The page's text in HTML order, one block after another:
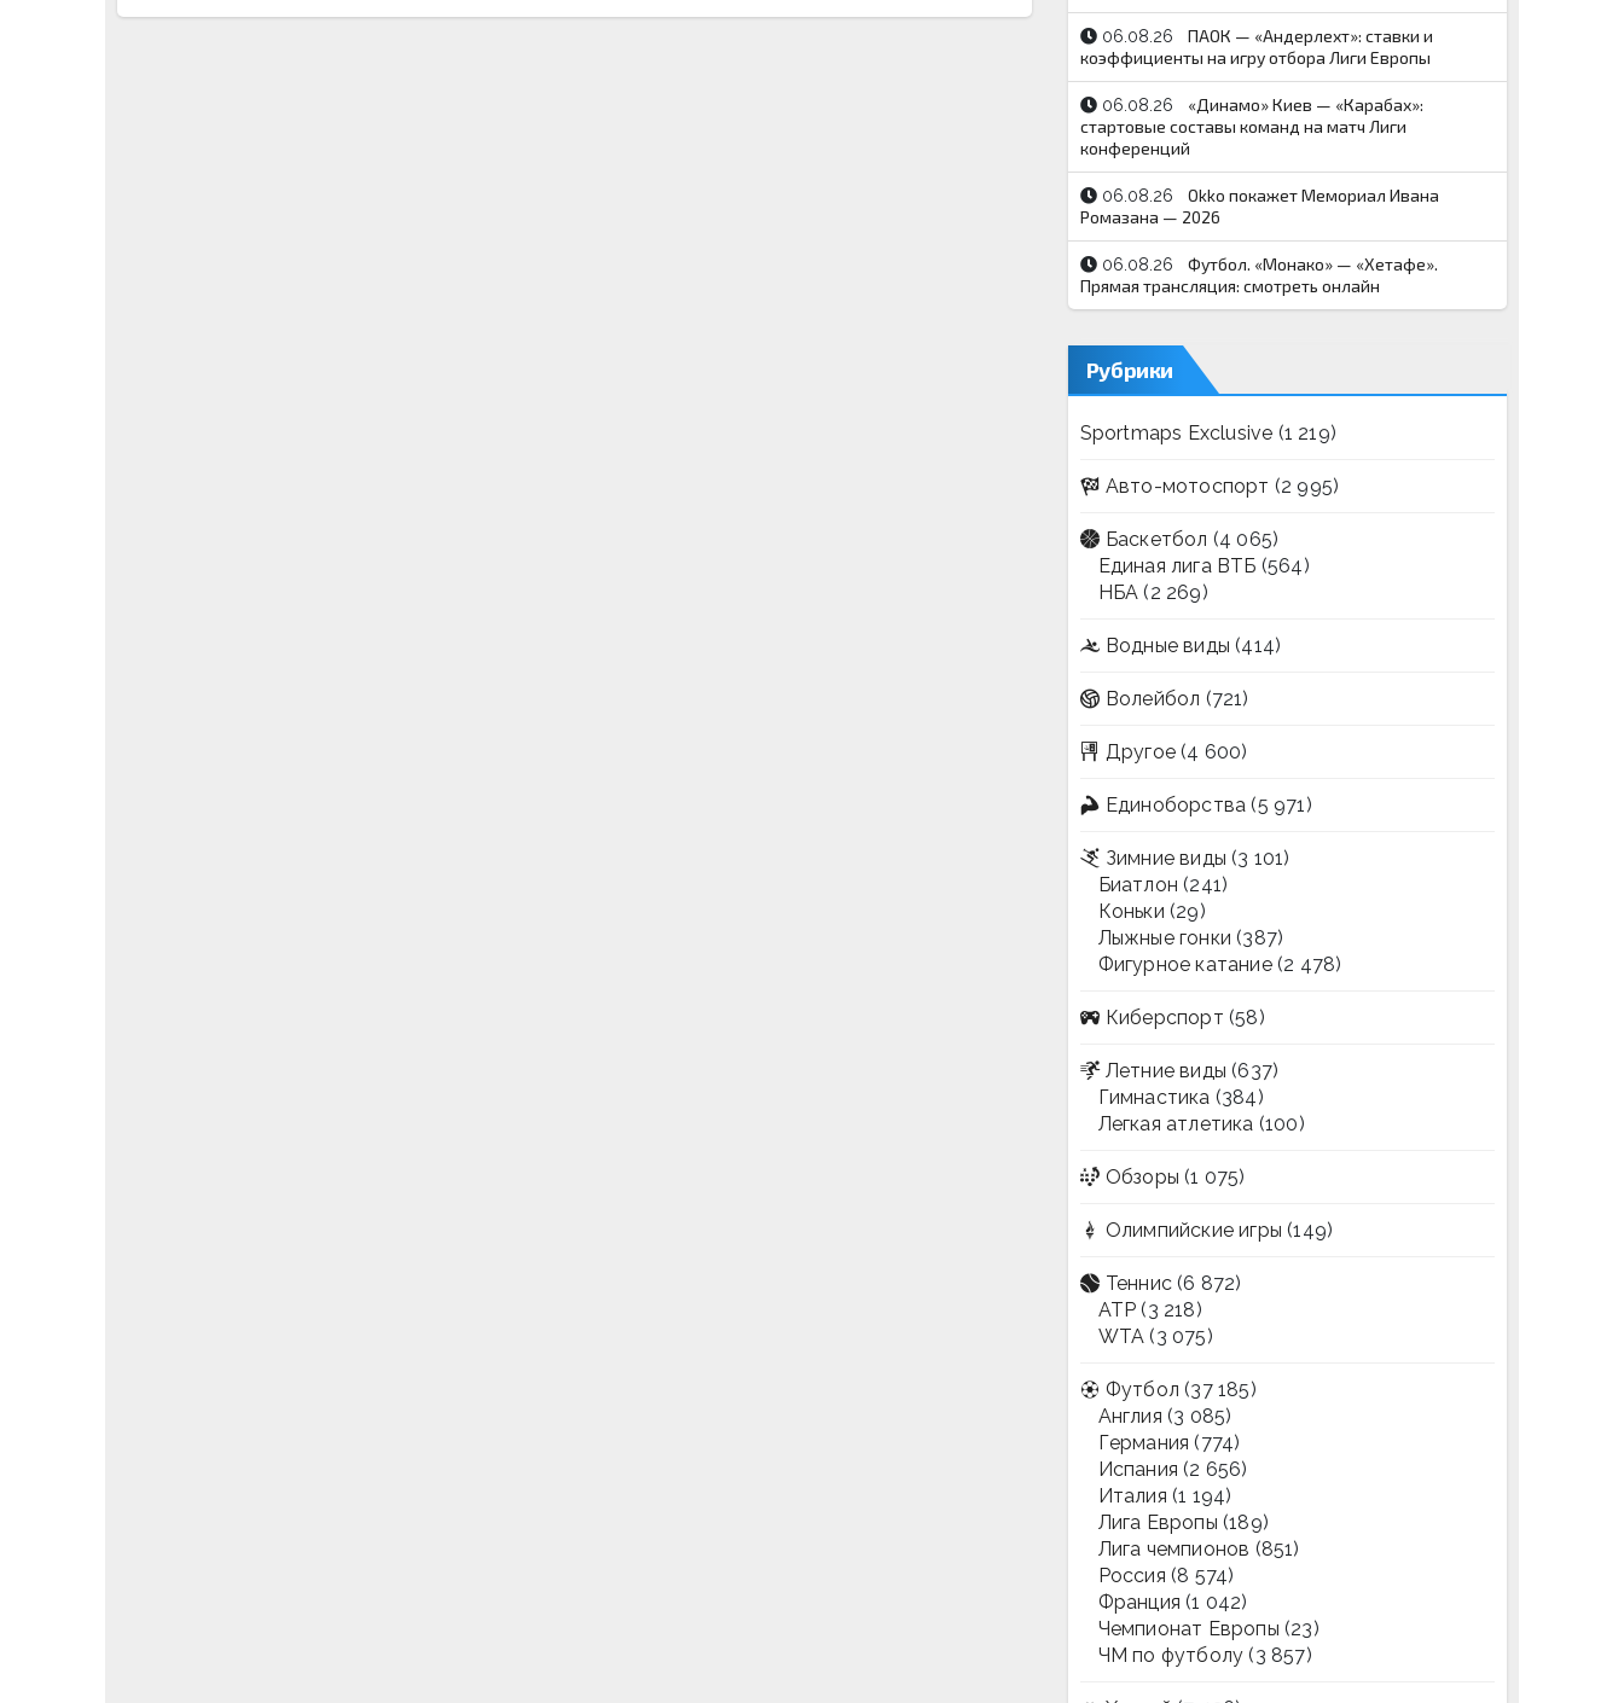
06.08.26
ПАОК — «Андерлехт»: ставки и
коэффициенты на игру отбора Лиги Европы
06.08.26
«Динамо» Киев — «Карабах»:
стартовые составы команд на матч Лиги
конференций
06.08.26
Okko покажет Мемориал Ивана
Ромазана — 2026
06.08.26
Футбол. «Монако» — «Хетафе».
Прямая трансляция: смотреть онлайн
Рубрики
Sportmaps Exclusive (1 219)
Авто-мотоспорт (2 995)
Баскетбол (4 065)
Единая лига ВТБ (564)
НБА (2 269)
Водные виды (414)
Волейбол (721)
Другое (4 600)
Единоборства (5 971)
Зимние виды (3 101)
Биатлон (241)
Коньки (29)
Лыжные гонки (387)
Фигурное катание(2 478)
Киберспорт (58)
Летние виды (637)
Гимнастика (384)
Легкая атлетика (100)
Обзоры (1 075)
Олимпийские игры (149)
Теннис (6 872)
ATP (3 218)
WTA (3 075)
Футбол (37 185)
Англия (3 085)
Германия (774)
Испания (2 656)
Италия (1 194)
Лига Европы (189)
Лига чемпионов (851)
Россия (8 574)
Франция (1 042)
Чемпионат Европы (23)
ЧМ по футболу (3 857)